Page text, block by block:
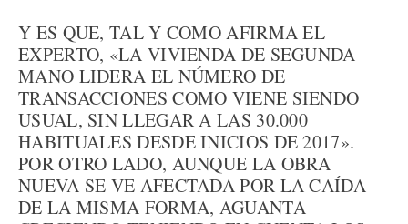
Y ES QUE, TAL Y COMO AFIRMA EL
EXPERTO, «LA VIVIENDA DE SEGUNDA
MANO LIDERA EL NÚMERO DE
TRANSACCIONES COMO VIENE SIENDO
USUAL, SIN LLEGAR A LAS 30.000
HABITUALES DESDE INICIOS DE 2017».
POR OTRO LADO, AUNQUE LA OBRA
NUEVA SE VE AFECTADA POR LA CAÍDA
DE LA MISMA FORMA, AGUANTA